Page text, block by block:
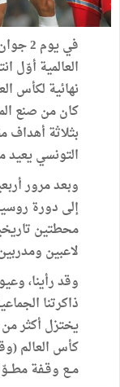
العالمية أوّل
نهائية لكأس
كان من صنع
بثلاثة أهداف
التونسي يعيد
وبعد مرور
محطتين
لاعبين
وقد رأينا،
ذاكرتنا
يختزل أكثر
مــع وقـفة